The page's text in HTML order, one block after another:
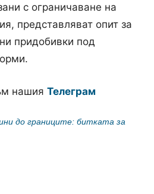
с ограничаване на
представляват опит за
придобивки под
нашия Телеграм
до границите: битката за